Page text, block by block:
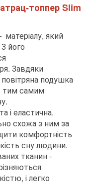
топпер Slim
матеріалу, який
його
Завдяки
подушка
тим самим
і еластична.
схожа з ним за
комфортність
сну людини.
тканин -
і легко